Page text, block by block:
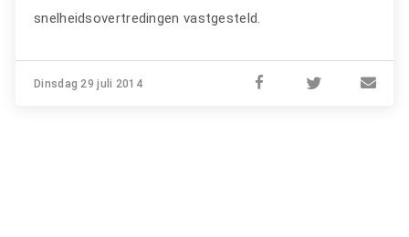
snelheidsovertredingen vastgesteld.
Dinsdag 29 juli 2014